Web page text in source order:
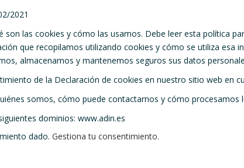
2021
son las cookies y cómo las usamos. Debe leer esta política
que recopilamos utilizando cookies y cómo se utiliza
almacenamos y mantenemos seguros sus datos
de la Declaración de cookies en nuestro sitio web en
somos, cómo puede contactarnos y cómo procesamos
dominios: www.adin.es
dado. Gestiona tu consentimiento.